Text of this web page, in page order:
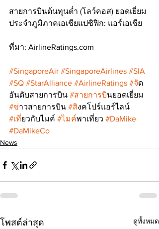
สายการบินต้นทุนต่ำ (โลว์คอส) ยอดเยี่ยม
ประจำภูมิภาคเอเชียแปซิฟิก: แอร์เอเชีย
ที่มา: AirlineRatings.com
#SingaporeAir #SingaporeAirlines #SIA
#SQ #StarAlliance #AirlineRatings #จัด
อันดับสายการบิน #สายการบินยอดเยี่ยม
#ข่าวสายการบิน #สิงคโปร์แอร์ไลน์
#เที่ยวกับไมค์ #ไมค์พาเที่ยว #DaMike
#DaMikeCo
News
โพสต์ล่าสุด ดูทั้งหมด